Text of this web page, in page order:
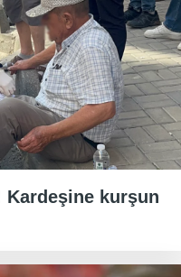
Kardeşine kurşun